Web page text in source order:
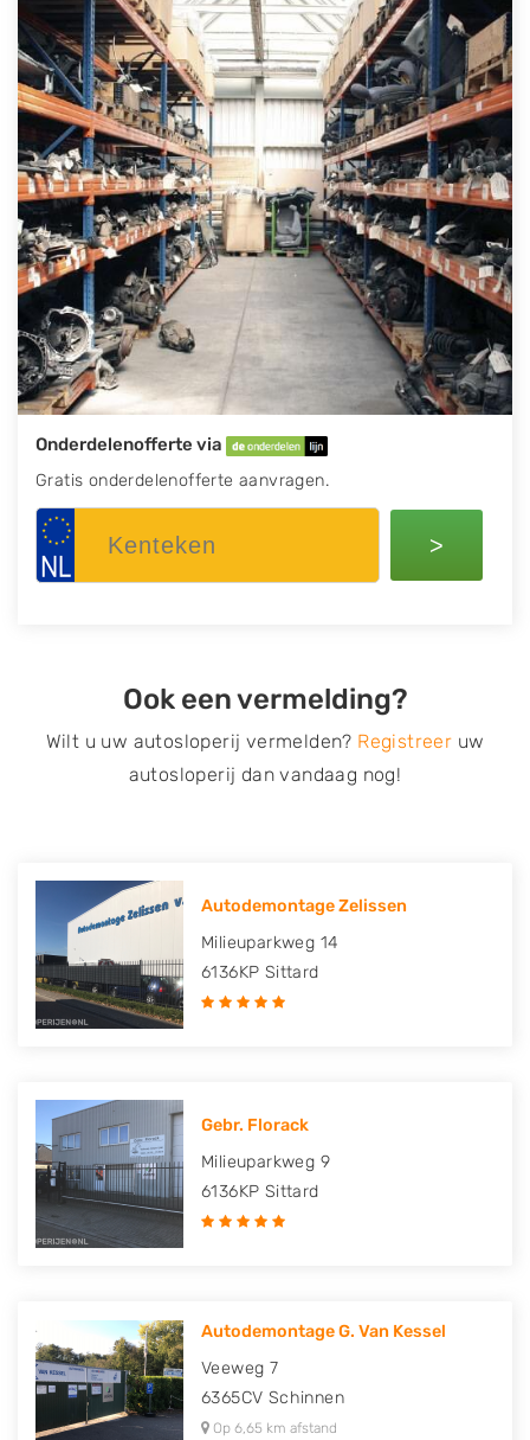
Onderdelenofferte via
Gratis onderdelenofferte aanvragen.
>
Ook een vermelding?
Wilt u uw autosloperij vermelden? Registreer uw
autosloperij dan vandaag nog!
Autodemontage Zelissen
Milieuparkweg 14
6136KP Sittard
Gebr. Florack
Milieuparkweg 9
6136KP Sittard
Autodemontage G. Van Kessel
Veeweg 7
6365CV Schinnen
Op 6,65 km afstand